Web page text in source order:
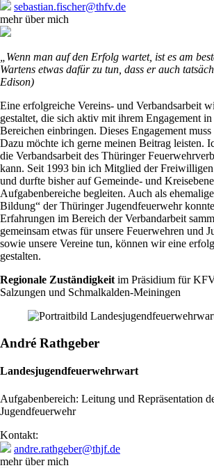
sebastian.fischer@thfv.de
mehr über mich
„Wenn man auf den Erfolg wartet, ist es am
Wartens etwas dafür zu tun, dass er auch
Edison)
Eine erfolgreiche Vereins- und Verbandsarbeit
gestaltet, die sich aktiv mit ihrem Engagement in
Bereichen einbringen. Dieses Engagement
Dazu möchte ich gerne meinen Beitrag leisten.
die Verbandsarbeit des Thüringer
kann. Seit 1993 bin ich Mitglied der
und durfte bisher auf Gemeinde- und
Aufgabenbereiche begleiten. Auch als
Bildung“ der Thüringer Jugendfeuerwehr
Erfahrungen im Bereich der Verbandarbeit
gemeinsam etwas für unsere Feuerwehren und
sowie unsere Vereine tun, können wir eine
gestalten.
Regionale Zuständigkeit im Präsidium für
Salzungen und Schmalkalden-Meiningen
André Rathgeber
Landesjugendfeuerwehrwart
Aufgabenbereich: Leitung und Repräsentation
Jugendfeuerwehr
Kontakt:
andre.rathgeber@thjf.de
mehr über mich